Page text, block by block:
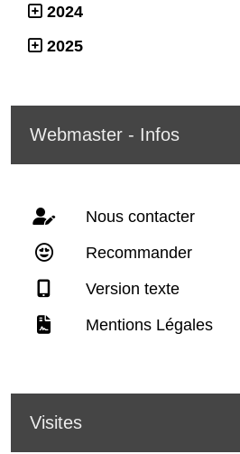
2024
2025
Webmaster - Infos
Nous contacter
Recommander
Version texte
Mentions Légales
Visites